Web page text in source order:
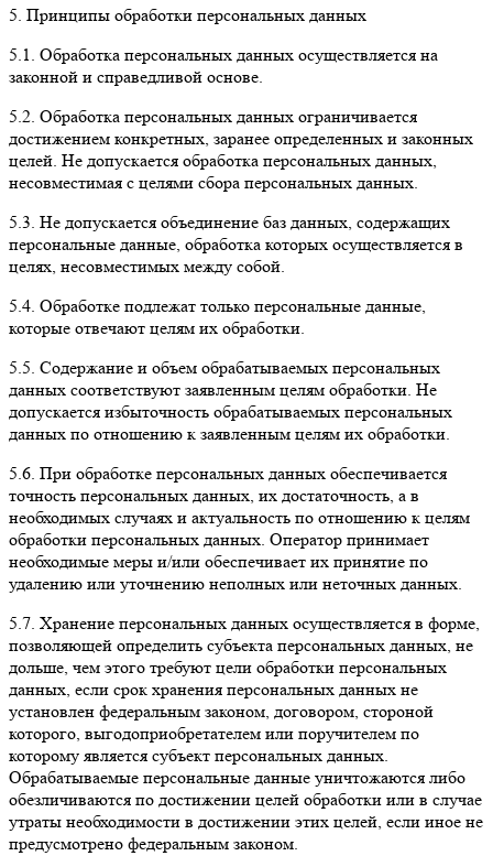
5. Принципы обработки персональных данных
5.1. Обработка персональных данных осуществляется на
законной и справедливой основе.
5.2. Обработка персональных данных ограничивается
достижением конкретных, заранее определенных и законных
целей. Не допускается обработка персональных данных,
несовместимая с целями сбора персональных данных.
5.3. Не допускается объединение баз данных, содержащих
персональные данные, обработка которых осуществляется в
целях, несовместимых между собой.
5.4. Обработке подлежат только персональные данные,
которые отвечают целям их обработки.
5.5. Содержание и объем обрабатываемых персональных
данных соответствуют заявленным целям обработки. Не
допускается избыточность обрабатываемых персональных
данных по отношению к заявленным целям их обработки.
5.6. При обработке персональных данных обеспечивается
точность персональных данных, их достаточность, а в
необходимых случаях и актуальность по отношению к целям
обработки персональных данных. Оператор принимает
необходимые меры и/или обеспечивает их принятие по
удалению или уточнению неполных или неточных данных.
5.7. Хранение персональных данных осуществляется в форме,
позволяющей определить субъекта персональных данных, не
дольше, чем этого требуют цели обработки персональных
данных, если срок хранения персональных данных не
установлен федеральным законом, договором, стороной
которого, выгодоприобретателем или поручителем по
которому является субъект персональных данных.
Обрабатываемые персональные данные уничтожаются либо
обезличиваются по достижении целей обработки или в случае
утраты необходимости в достижении этих целей, если иное не
предусмотрено федеральным законом.